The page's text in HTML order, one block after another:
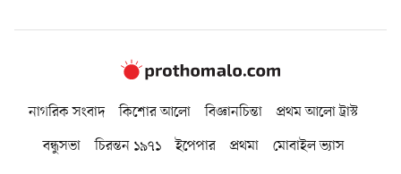
নাগরিক সংবাদ কিশোর আলো বিজ্ঞানচিন্তা
প্রথম আলো ট্রাস্ট
বন্ধুসভা
চিরন্তন ১৯৭১ ইপেপার প্রথমা মোবাইল ভ্যাস